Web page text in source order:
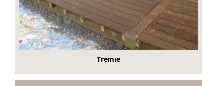
Trémie